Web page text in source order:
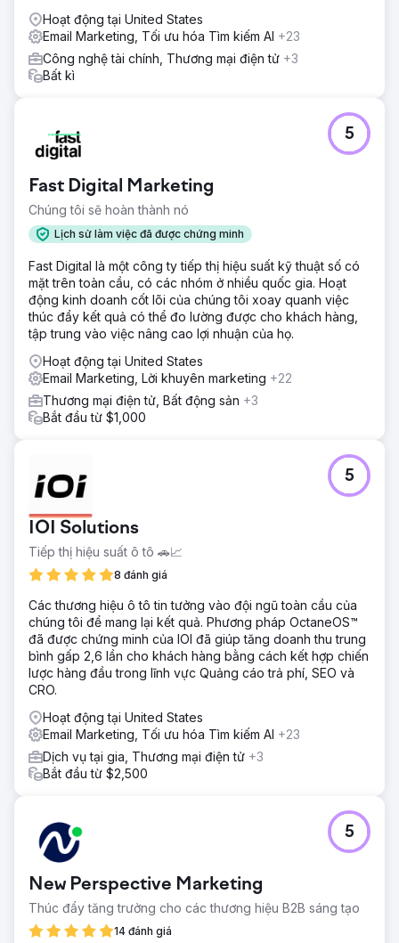
Hoạt động tại United States
Email Marketing, Tối ưu hóa Tìm kiếm AI +23
Công nghệ tài chính, Thương mại điện tử +3
Bất kì
Fast Digital Marketing
Chúng tôi sẽ hoàn thành nó
Lịch sử làm việc đã được chứng minh
5
Fast Digital là một công ty tiếp thị hiệu suất kỹ thuật số có
mặt trên toàn cầu, có các nhóm ở nhiều quốc gia. Hoạt
động kinh doanh cốt lõi của chúng tôi xoay quanh việc
thúc đẩy kết quả có thể đo lường được cho khách hàng,
tập trung vào việc nâng cao lợi nhuận của họ.
Hoạt động tại United States
Email Marketing, Lời khuyên marketing +22
Thương mại điện tử, Bất động sản +3
Bắt đầu từ $1,000
IOI Solutions
Tiếp thị hiệu suất ô tô 🚗📈
8 đánh giá
5
Các thương hiệu ô tô tin tưởng vào đội ngũ toàn cầu của
chúng tôi để mang lại kết quả. Phương pháp OctaneOS™
đã được chứng minh của IOI đã giúp tăng doanh thu trung
bình gấp 2,6 lần cho khách hàng bằng cách kết hợp chiến
lược hàng đầu trong lĩnh vực Quảng cáo trả phí, SEO và
CRO.
Hoạt động tại United States
Email Marketing, Tối ưu hóa Tìm kiếm AI +23
Dịch vụ tại gia, Thương mại điện tử +3
Bắt đầu từ $2,500
New Perspective Marketing
Thúc đẩy tăng trưởng cho các thương hiệu B2B sáng tạo
14 đánh giá
5